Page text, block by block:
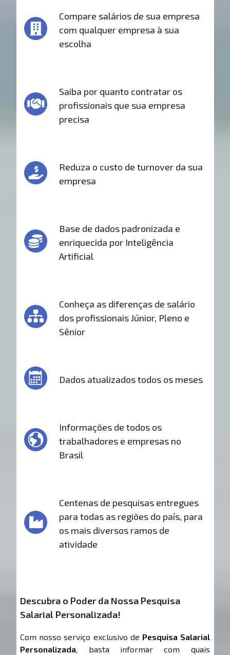
Compare salários de sua empresa
com qualquer empresa à sua
escolha
Saiba por quanto contratar os
profissionais que sua empresa
precisa
Reduza o custo de turnover da sua
empresa
Base de dados padronizada e
enriquecida por Inteligência
Artificial
Conheça as diferenças de salário
dos profissionais Júnior, Pleno e
Sênior
Dados atualizados todos os meses
Informações de todos os
trabalhadores e empresas no
Brasil
Centenas de pesquisas entregues
para todas as regiões do país, para
os mais diversos ramos de
atividade
Descubra o Poder da Nossa Pesquisa
Salarial Personalizada!
Com nosso serviço exclusivo de Pesquisa Salarial
Personalizada, basta informar com quais